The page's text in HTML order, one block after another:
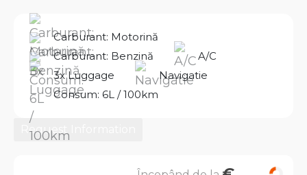
Carburant: Motorină
Carburant: Benzină
A/C
3x Luggage
Navigatie
Consum: 6L / 100km
Request Information